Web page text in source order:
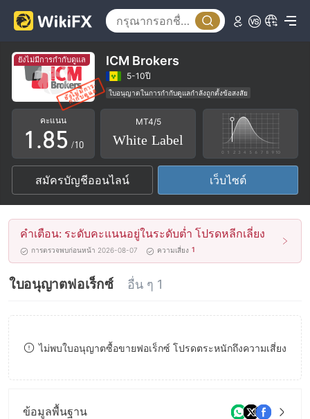
ยังไม่มีการกำกับดูแล ICM Brokers
5-10ปี
ใบอนุญาตในการกำกับดูแลกำลังถูกตั้งข้อสงสัย
MT5 White label
ธุรกิจทั่วโลก
ระวังความเสี่ยงอันตรายที่อาจจะซ่อนอยู่
คะแนน
0
1
2
3
4
5
6
9
.
4
5
6
7
8
9
1
2
3
4
5
6
7
8
9
/10
MT4/5
White Label
สมัครบัญชีออนไลน์ เว็บไซต์
คำเตือน: ระดับคะแนนอยู่ในระดับต่ำ โปรดหลีกเลี่ยง
การตรวจพบก่อนหน้า 2026-08-07 ความเสี่ยง 1
ใบอนุญาตฟอเร็กซ์ อื่น ๆ 1
ไม่พบใบอนุญาตซื้อขายฟอเร็กซ์ โปรดตระหนักถึงความเสี่ยง
ข้อมูลพื้นฐาน